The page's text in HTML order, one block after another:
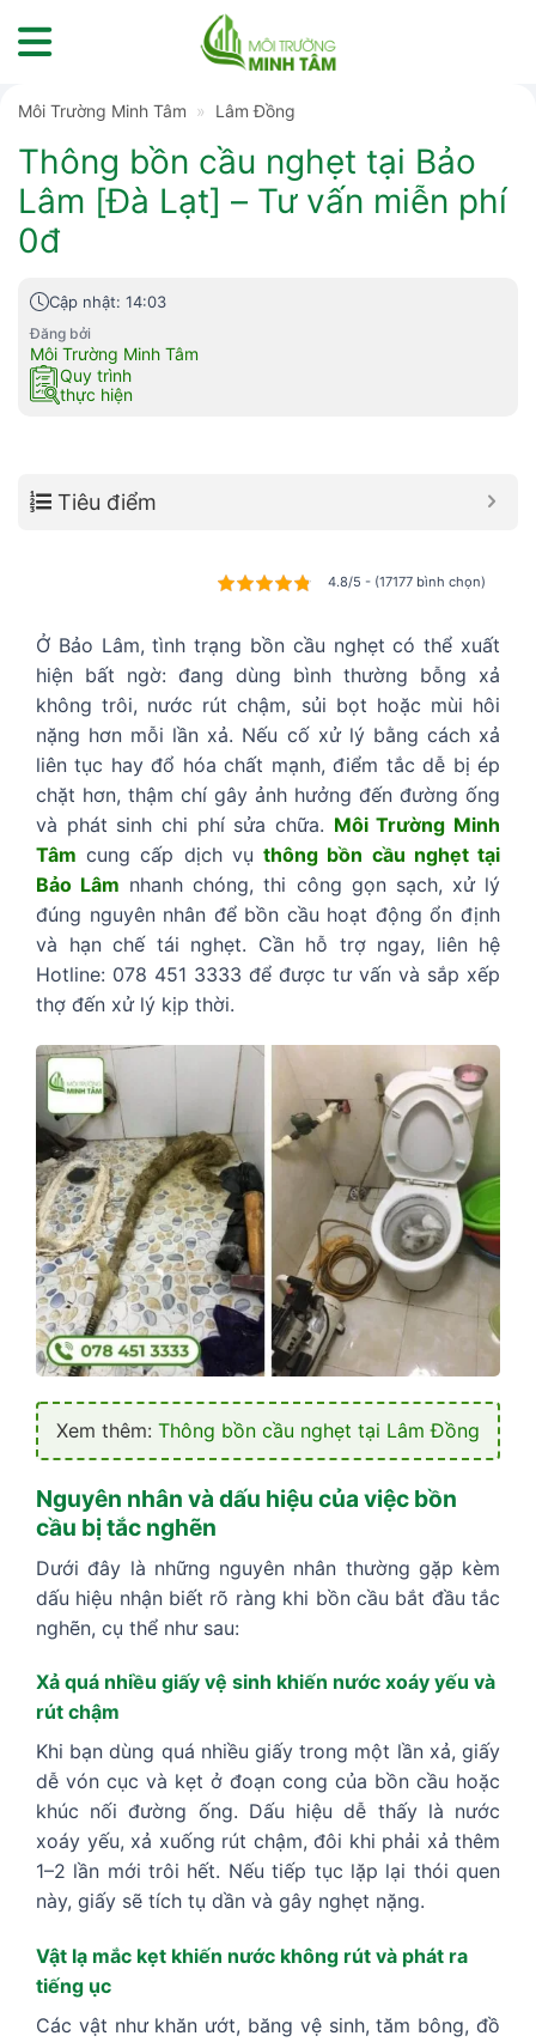
to
Môi Trường Minh Tâm » Lâm Đồng
Thông bồn cầu nghẹt tại Bảo
Lâm [Đà Lạt] – Tư vấn miễn phí
0đ
Cập nhật: 14:03
Đăng bởi
Môi Trường Minh Tâm
Quy trình
thực hiện
Tiêu điểm
4.8/5 - (17177 bình chọn)
Ở Bảo Lâm, tình trạng bồn cầu nghẹt có thể xuất
hiện bất ngờ: đang dùng bình thường bỗng xả
không trôi, nước rút chậm, sủi bọt hoặc mùi hôi
nặng hơn mỗi lần xả. Nếu cố xử lý bằng cách xả
liên tục hay đổ hóa chất mạnh, điểm tắc dễ bị ép
chặt hơn, thậm chí gây ảnh hưởng đến đường ống
và phát sinh chi phí sửa chữa. Môi Trường Minh
Tâm cung cấp dịch vụthông bồn cầu nghẹt tại
Bảo Lâm nhanh chóng, thi công gọn sạch, xử lý
đúng nguyên nhân để bồn cầu hoạt động ổn định
và hạn chế tái nghẹt. Cần hỗ trợ ngay, liên hệ
Hotline: 078 451 3333 để được tư vấn và sắp xếp
thợ đến xử lý kịp thời.
Xem thêm: Thông bồn cầu nghẹt tại Lâm Đồng
Nguyên nhân và dấu hiệu của việc bồn
cầu bị tắc nghẽn
Dưới đây là những nguyên nhân thường gặp kèm
dấu hiệu nhận biết rõ ràng khi bồn cầu bắt đầu tắc
nghẽn, cụ thể như sau:
Xả quá nhiều giấy vệ sinh khiến nước xoáy yếu và
rút chậm
Khi bạn dùng quá nhiều giấy trong một lần xả, giấy
dễ vón cục và kẹt ở đoạn cong của bồn cầu hoặc
khúc nối đường ống. Dấu hiệu dễ thấy là nước
xoáy yếu, xả xuống rút chậm, đôi khi phải xả thêm
1–2 lần mới trôi hết. Nếu tiếp tục lặp lại thói quen
này, giấy sẽ tích tụ dần và gây nghẹt nặng.
Vật lạ mắc kẹt khiến nước không rút và phát ra
tiếng ục
Các vật như khăn ướt, băng vệ sinh, tăm bông, đồ